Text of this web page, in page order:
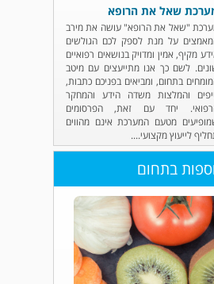
שאל את הרופא
"שאל את הרופא" עושה את מירב
על מנת לספק לכם הגולשים
מקיף, אמין ומדויק בנושאים רפואיים
לשם כך אנו מתייעצים עם מיטב
בתחום, ומביאים בפניכם כתבות,
והמלצות משדה הידע והמחקר
יחד עם זאת, הפרסומים
מטעם המערכת אינם מהווים
לייעוץ מקצועי....
בתחום